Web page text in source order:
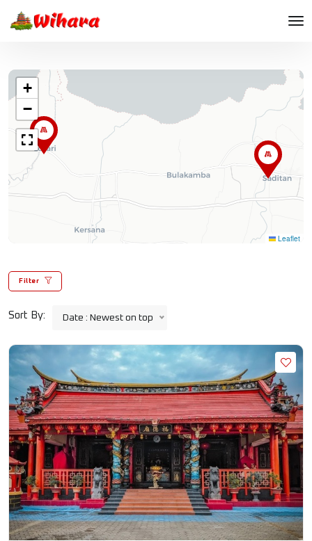
+
−
Leaflet
Filter
Sort By: Date : Newest on top